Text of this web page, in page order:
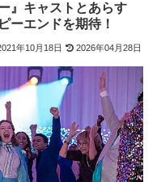
』キャストとあらす
ーエンドを期待！
年10月18日 2026年04月28日